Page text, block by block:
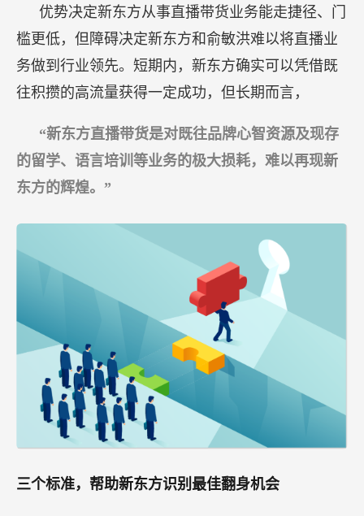
优势决定新东方从事直播带货业务能走捷径、门
槛更低，但障碍决定新东方和俞敏洪难以将直播业
务做到行业领先。短期内，新东方确实可以凭借既
往积攒的高流量获得一定成功，但长期而言，
“新东方直播带货是对既往品牌心智资源及现存
的留学、语言培训等业务的极大损耗，难以再现新
东方的辉煌。”
三个标准，帮助新东方识别最佳翻身机会